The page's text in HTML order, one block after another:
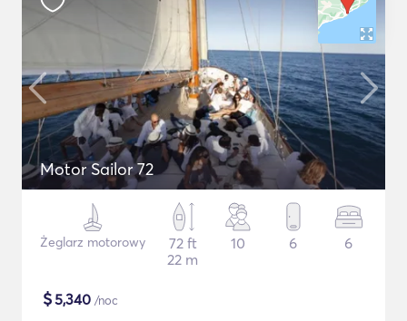
Motor Sailor 72
Żeglarz motorowy
72 ft
22 m
10 6 6
$5,340 /noc